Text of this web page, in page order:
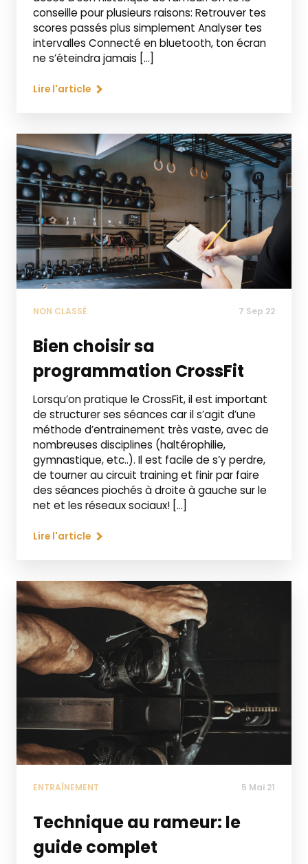
conseille pour plusieurs raisons: Retrouver tes
scores passés plus simplement Analyser tes
intervalles Connecté en bluetooth, ton écran
ne s’éteindra jamais […]
Lire l'article
NON CLASSÉ 7 Sep 22
Bien choisir sa
programmation CrossFit
Lorsqu’on pratique le CrossFit, il est important
de structurer ses séances car il s’agit d’une
méthode d’entrainement très vaste, avec de
nombreuses disciplines (haltérophilie,
gymnastique, etc..). Il est facile de s’y perdre,
de tourner au circuit training et finir par faire
des séances piochés à droite à gauche sur le
net et les réseaux sociaux! […]
Lire l'article
ENTRAÎNEMENT 5 Mai 21
Technique au rameur: le
guide complet